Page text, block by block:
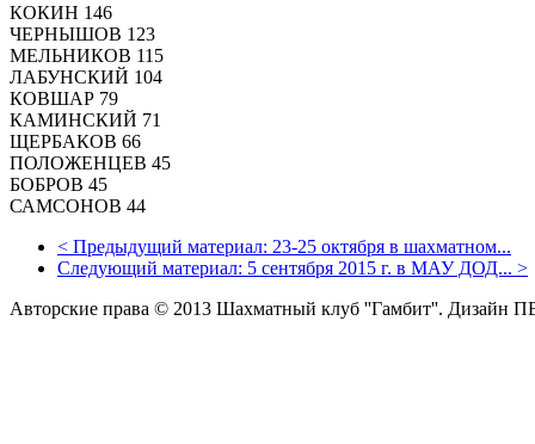
КОКИН 146
ЧЕРНЫШОВ 123
МЕЛЬНИКОВ 115
ЛАБУНСКИЙ 104
КОВШАР 79
КАМИНСКИЙ 71
ЩЕРБАКОВ 66
ПОЛОЖЕНЦЕВ 45
БОБРОВ 45
САМСОНОВ 44
< Предыдущий материал: 23-25 октября в шахматном...
Следующий материал: 5 сентября 2015 г. в МАУ ДОД... >
Авторские права © 2013 Шахматный клуб ''Гамбит''. Дизайн